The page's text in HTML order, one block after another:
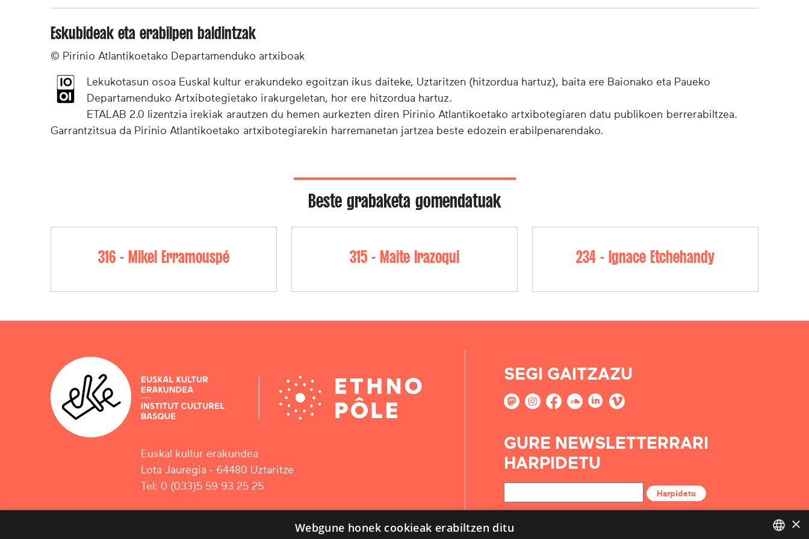
Eskubideak eta erabilpen baldintzak
© Pirinio Atlantikoetako Departamenduko artxiboak
Lekukotasun osoa Euskal kultur erakundeko egoitzan ikus daiteke, Uztaritzen (hitzordua hartuz), baita ere Baionako eta Paueko
Departamenduko Artxibotegietako irakurgeletan, hor ere hitzordua hartuz.
ETALAB 2.0 lizentzia irekiak arautzen du hemen aurkezten diren Pirinio Atlantikoetako artxibotegiaren datu publikoen berrerabiltzea.
Garrantzitsua da Pirinio Atlantikoetako artxibotegiarekin harremanetan jartzea beste edozein erabilpenarendako.
Beste grabaketa gomendatuak
316 - Mikel Erramouspé 315 - Maite Irazoqui 234 - Ignace Etchehandy
Euskal kultur erakundea
Lota Jauregia - 64480 Uztaritze
Tel: 0 (033)5 59 93 25 25
SEGI GAITZAZU
GURE NEWSLETTERRARI
HARPIDETU
Harpidetu
×
Webgune honek cookieak erabiltzen ditu